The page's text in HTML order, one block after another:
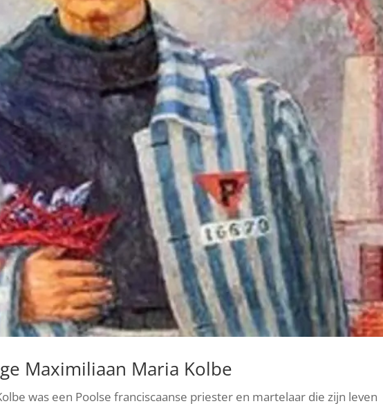
Maximiliaan Maria Kolbe
was een Poolse franciscaanse priester en martelaar die zijn leven